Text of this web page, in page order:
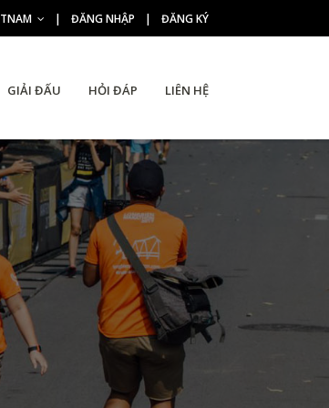
| ĐĂNG NHẬP | ĐĂNG KÝ
GIẢI ĐẤU HỎI ĐÁP LIÊN HỆ